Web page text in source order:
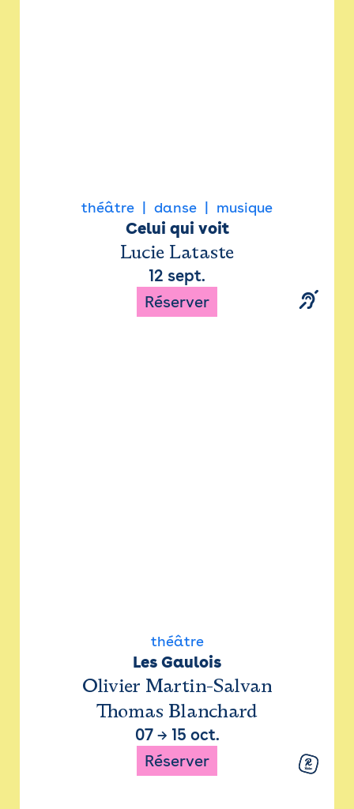
théâtre danse musique
Celui qui voit
Lucie Lataste
12 sept.
Réserver
théâtre
Les Gaulois
Olivier Martin-Salvan
Thomas Blanchard
07→ 15 oct.
Réserver